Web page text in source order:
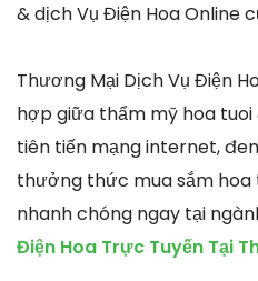
& dịch Vụ Điện Hoa Online
Thương Mại Dịch Vụ Điện
hợp giữa thẩm mỹ hoa
tiên tiến mạng internet,
thưởng thức mua sắm hoa
nhanh chóng ngay tại
Điện Hoa Trực Tuyến Tại